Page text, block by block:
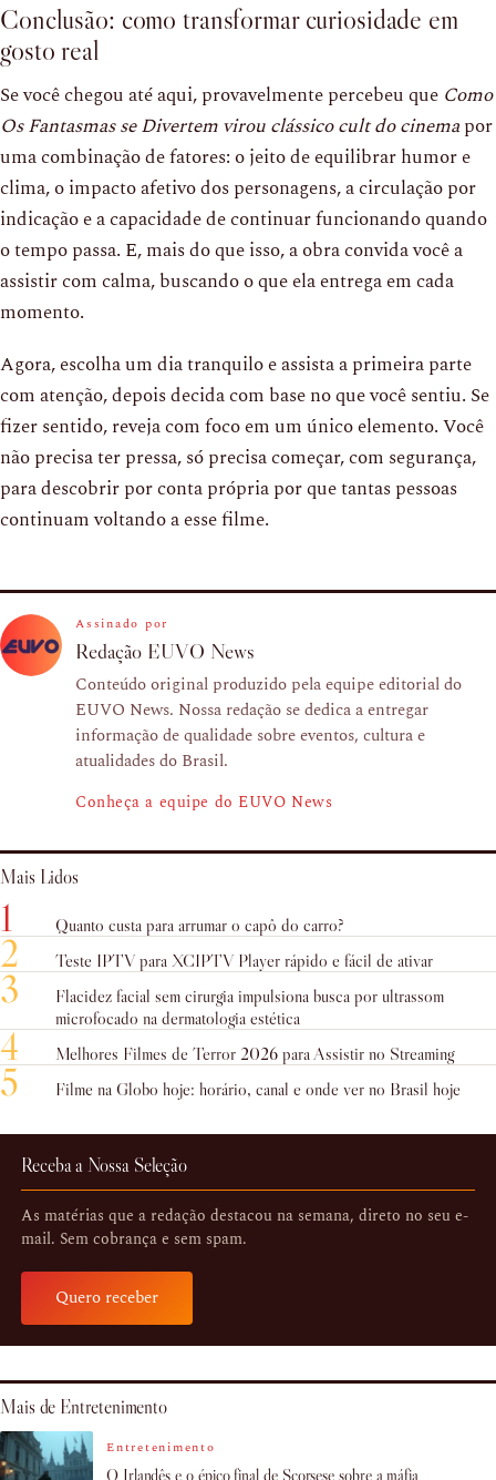
Conclusão: como transformar curiosidade em
gosto real
Se você chegou até aqui, provavelmente percebeu que Como
Os Fantasmas se Divertem virou clássico cult do cinemapor
uma combinação de fatores: o jeito de equilibrar humor e
clima, o impacto afetivo dos personagens, a circulação por
indicação e a capacidade de continuar funcionando quando
o tempo passa. E, mais do que isso, a obra convida você a
assistir com calma, buscando o que ela entrega em cada
momento.
Agora, escolha um dia tranquilo e assista a primeira parte
com atenção, depois decida com base no que você sentiu. Se
fizer sentido, reveja com foco em um único elemento. Você
não precisa ter pressa, só precisa começar, com segurança,
para descobrir por conta própria por que tantas pessoas
continuam voltando a esse filme.
Assinado por
Redação EUVO News
Conteúdo original produzido pela equipe editorial do
EUVO News. Nossa redação se dedica a entregar
informação de qualidade sobre eventos, cultura e
atualidades do Brasil.
Conheça a equipe do EUVO News
Mais Lidos
1 Quanto custa para arrumar o capô do carro?
2 Teste IPTV para XCIPTV Player rápido e fácil de ativar
3
Flacidez facial sem cirurgia impulsiona busca por ultrassom
microfocado na dermatologia estética
4 Melhores Filmes de Terror 2026 para Assistir no Streaming
5 Filme na Globo hoje: horário, canal e onde ver no Brasil hoje
Receba a Nossa Seleção
As matérias que a redação destacou na semana, direto no seu e-
mail. Sem cobrança e sem spam.
Quero receber
Mais de Entretenimento
Entretenimento
O Irlandês e o épico final de Scorsese sobre a máfia